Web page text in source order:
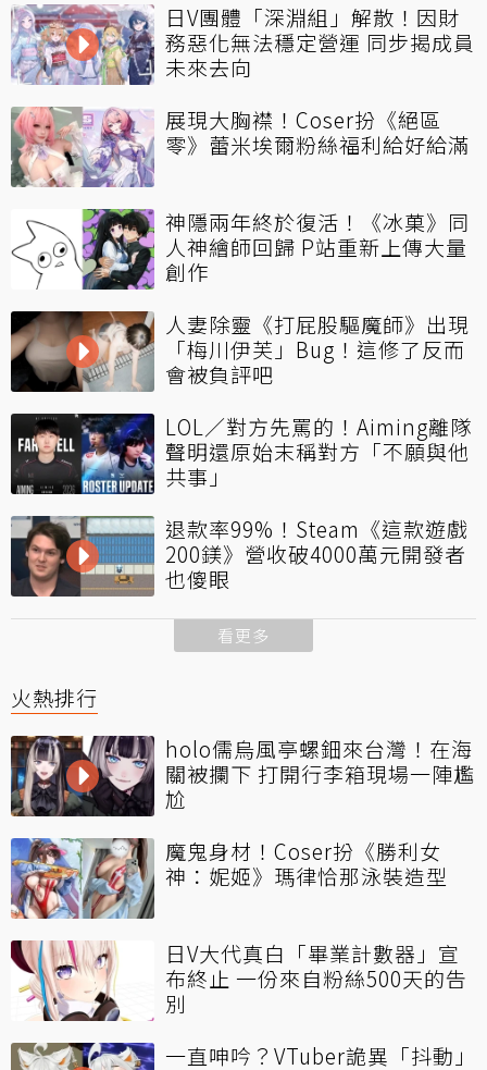
日V團體「深淵組」解散！因財
務惡化無法穩定營運 同步揭成員
未來去向
展現大胸襟！Coser扮《絕區
零》蕾米埃爾粉絲福利給好給滿
神隱兩年終於復活！《冰菓》同
人神繪師回歸 P站重新上傳大量
創作
人妻除靈《打屁股驅魔師》出現
「梅川伊芙」Bug！這修了反而
會被負評吧
LOL／對方先罵的！Aiming離隊
聲明還原始末稱對方「不願與他
共事」
退款率99%！Steam《這款遊戲
200鎂》營收破4000萬元開發者
也傻眼
看更多
火熱排行
holo儒烏風亭螺鈿來台灣！在海
關被攔下 打開行李箱現場一陣尷
尬
魔鬼身材！Coser扮《勝利女
神：妮姬》瑪律恰那泳裝造型
日V大代真白「畢業計數器」宣
布終止 一份來自粉絲500天的告
別
一直呻吟？VTuber詭異「抖動」